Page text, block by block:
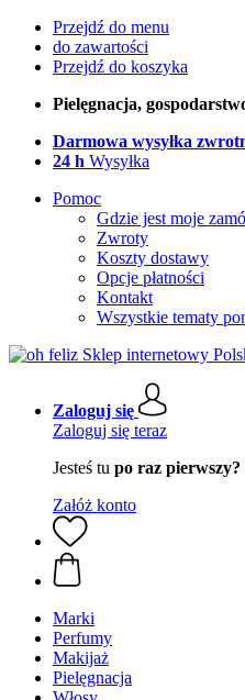
Przejdź do menu
do zawartości
Przejdź do koszyka
Pielęgnacja,
Darmowa wysyłka
24 h Wysyłka
Pomoc
Gdzie jest moje
Zwroty
Koszty dostawy
Opcje płatności
Kontakt
Wszystkie tematy
Zaloguj się
Zaloguj się teraz
Jesteś tu po raz pierwszy?
Załóż konto
Marki
Perfumy
Makijaż
Pielęgnacja